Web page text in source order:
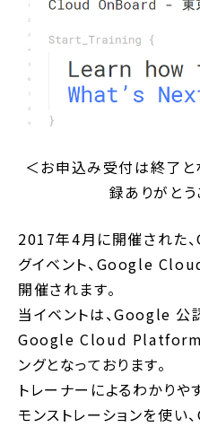
＜お申込み受付は終了と
録ありがとう
2017年4月に開催された
グイベント、Google
開催されます。
当イベントは、Google 公
Google Cloud Platform
ングとなっております。
トレーナーによるわかりや
モンストレーションを使